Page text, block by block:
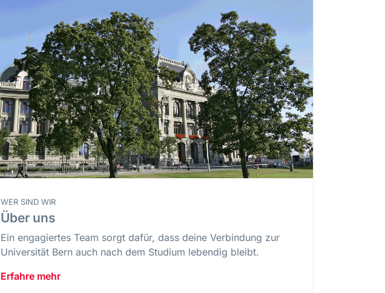
WER SIND WIR
Über uns
Ein engagiertes Team sorgt dafür, dass deine Verbindung zur
Universität Bern auch nach dem Studium lebendig bleibt.
Erfahre mehr